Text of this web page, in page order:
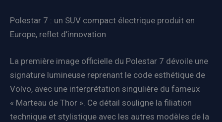
Polestar 7 : un SUV compact électrique produit en
Europe, reflet d’innovation
La première image officielle du Polestar 7 dévoile une
signature lumineuse reprenant le code esthétique de
Volvo, avec une interprétation singulière du fameux
« Marteau de Thor ». Ce détail souligne la filiation
technique et stylistique avec les autres modèles de la